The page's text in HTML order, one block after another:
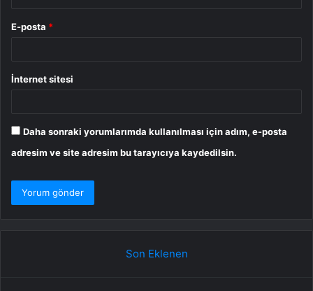
E-posta *
İnternet sitesi
Daha sonraki yorumlarımda kullanılması için adım, e-posta
adresim ve site adresim bu tarayıcıya kaydedilsin.
Son Eklenen